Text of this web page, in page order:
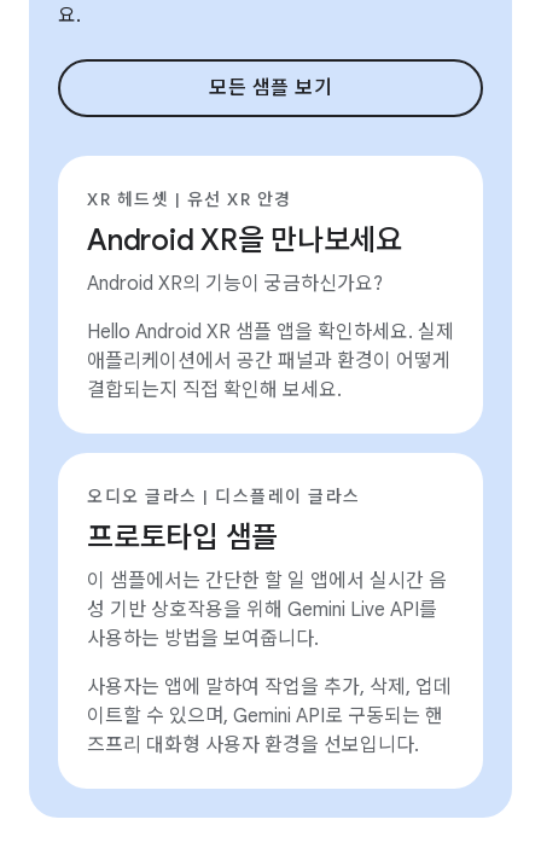
요.
모든 샘플 보기
XR 헤드셋 | 유선 XR 안경
Android XR을 만나보세요
Android XR의 기능이 궁금하신가요?
Hello Android XR 샘플 앱을 확인하세요. 실제
애플리케이션에서 공간 패널과 환경이 어떻게
결합되는지 직접 확인해 보세요.
오디오 글라스 | 디스플레이 글라스
프로토타입 샘플
이 샘플에서는 간단한 할 일 앱에서 실시간 음
성 기반 상호작용을 위해 Gemini Live API를
사용하는 방법을 보여줍니다.
사용자는 앱에 말하여 작업을 추가, 삭제, 업데
이트할 수 있으며, Gemini API로 구동되는 핸
즈프리 대화형 사용자 환경을 선보입니다.